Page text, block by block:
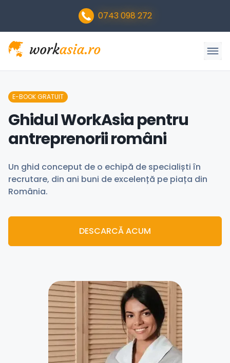
0743 098 272
E-BOOK GRATUIT
Ghidul WorkAsia pentru
antreprenorii români
Un ghid conceput de o echipă de specialiști în
recrutare, din ani buni de excelență pe piața din
România.
DESCARCĂ ACUM